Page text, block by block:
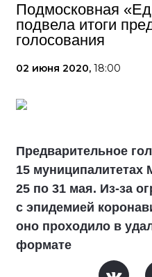
Подмосковная
подвела итоги
голосования
02 июня 2020, 18:00
Предварительное
15 муниципалитетах
25 по 31 мая. Из-за
с эпидемией
оно проходило в
формате